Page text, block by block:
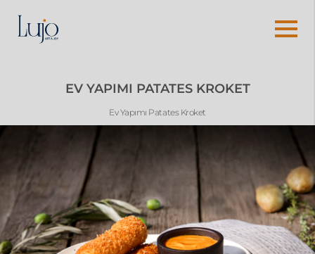
EV YAPIMI PATATES KROKET
Ev Yapımı Patates Kroket